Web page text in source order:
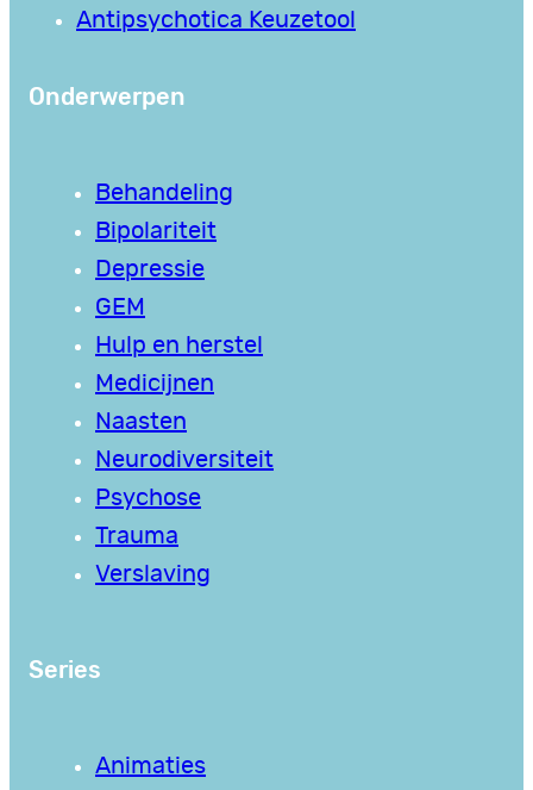
Antipsychotica Keuzetool
Onderwerpen
Behandeling
Bipolariteit
Depressie
GEM
Hulp en herstel
Medicijnen
Naasten
Neurodiversiteit
Psychose
Trauma
Verslaving
Series
Animaties